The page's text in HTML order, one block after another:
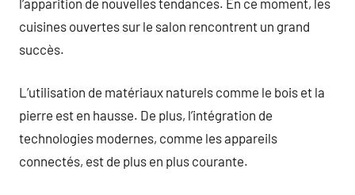
cuisines ouvertes sur le salon rencontrent un grand
succès.
L’utilisation de matériaux naturels comme le bois et la
pierre est en hausse. De plus, l’intégration de
technologies modernes, comme les appareils
connectés, est de plus en plus courante.